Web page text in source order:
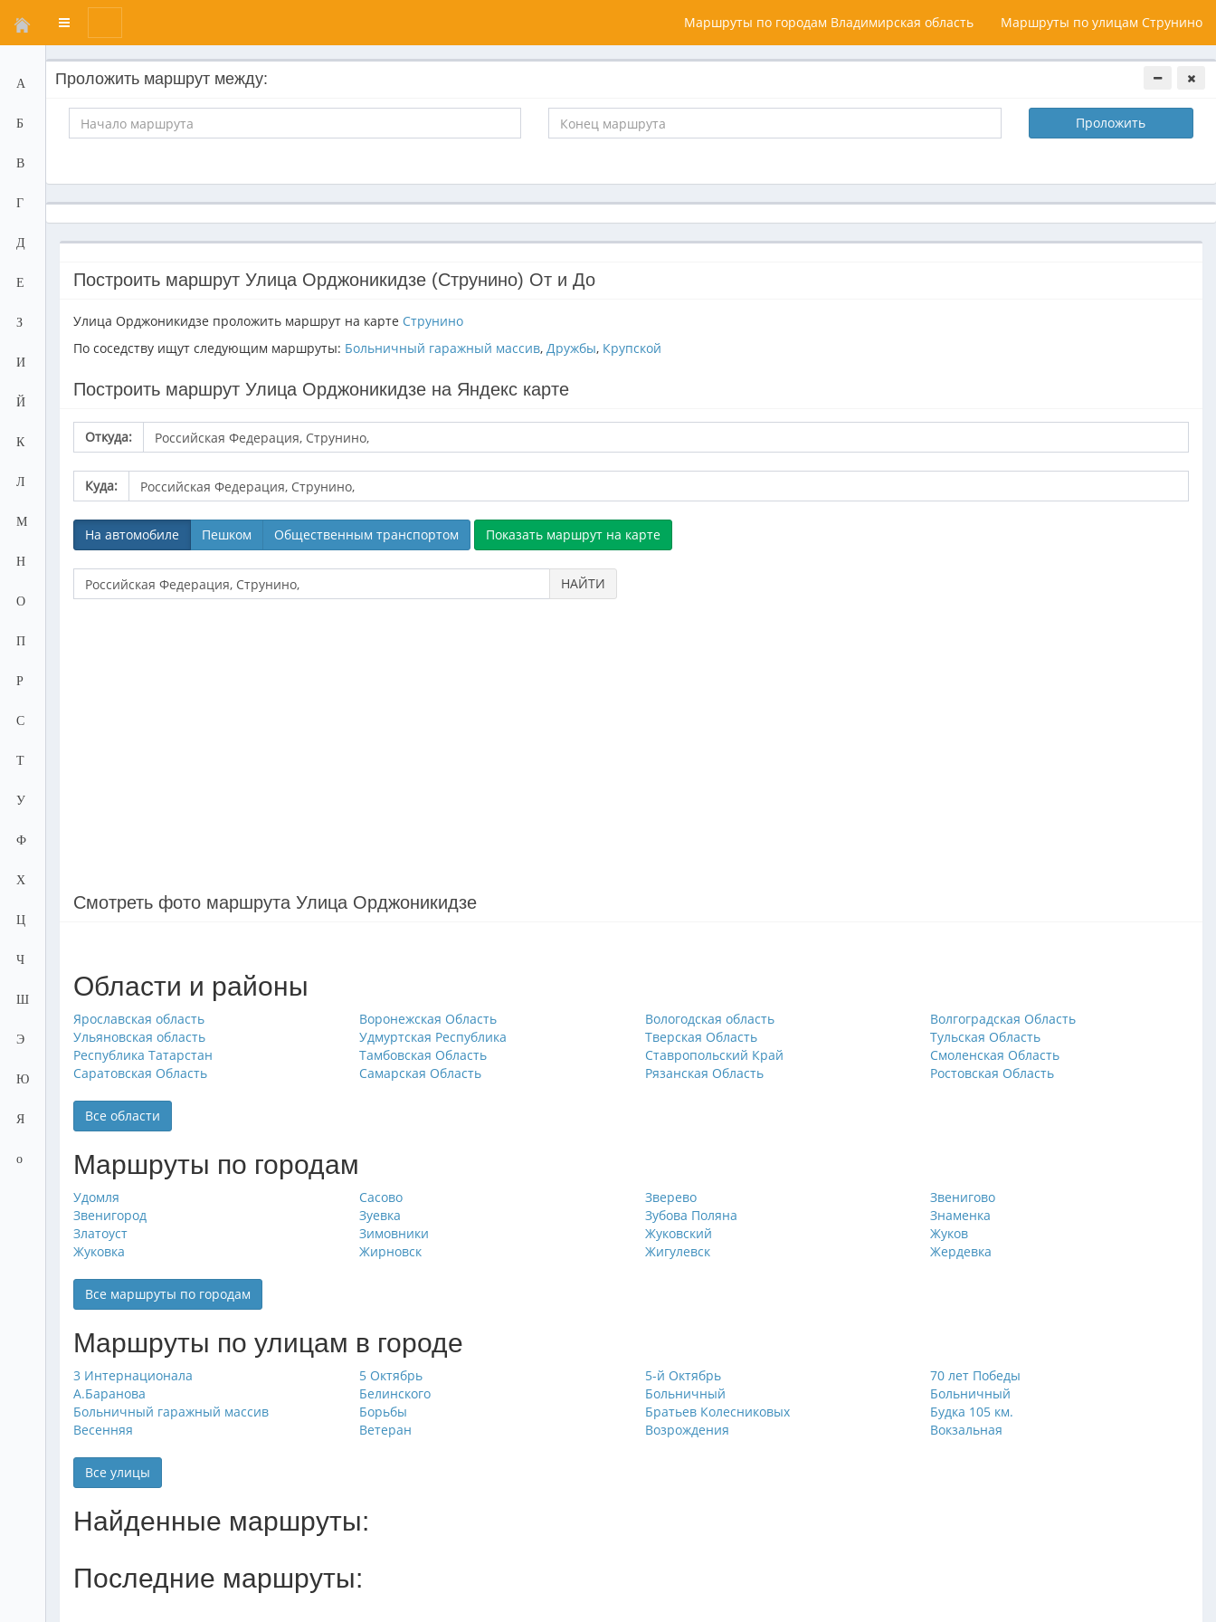
Переключатель
меню
Маршруты по городам Владимирская область Маршруты по улицам Струнино
А
Б
В
Г
Д
Е
З
И
Й
К
Л
М
Н
О
П
Р
С
Т
У
Ф
Х
Ц
Ч
Ш
Э
Ю
Я
о
Проложить маршрут между:
Проложить
Построить маршрут Улица Орджоникидзе (Струнино) От и До
Улица Орджоникидзе проложить маршрут на карте Струнино
По соседству ищут следующим маршруты: Больничный гаражный массив, Дружбы, Крупской
Построить маршрут Улица Орджоникидзе на Яндекс карте
Откуда:
Куда:
На автомобиле Пешком Общественным транспортом
НАЙТИ
Смотреть фото маршрута Улица Орджоникидзе
Области и районы
Ярославская область Воронежская Область Вологодская область
Волгоградская Область
Ульяновская область
Удмуртская Республика Тверская Область
Тульская Область
Республика Татарстан
Тамбовская Область Ставропольский Край
Смоленская Область
Саратовская Область
Самарская Область Рязанская Область Ростовская Область
Все области
Маршруты по городам
Удомля Сасово Зверево
Звенигово
Звенигород
Зуевка Зубова Поляна
Знаменка
Златоуст
Зимовники Жуковский
Жуков
Жуковка
Жирновск Жигулевск Жердевка
Все маршруты по городам
Маршруты по улицам в городе
3 Интернационала 5 Октябрь 5-й Октябрь
70 лет Победы
А.Баранова
Белинского Больничный
Больничный
Больничный гаражный массив
Борьбы Братьев Колесниковых
Будка 105 км.
Весенняя
Ветеран Возрождения Вокзальная
Все улицы
Найденные маршруты:
Последние маршруты: